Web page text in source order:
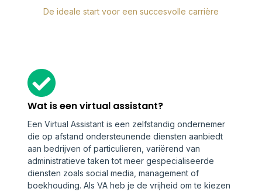
De ideale start voor een succesvolle carrière
Wat is een virtual assistant?
Een Virtual Assistant is een zelfstandig ondernemer
die op afstand ondersteunende diensten aanbiedt
aan bedrijven of particulieren, variërend van
administratieve taken tot meer gespecialiseerde
diensten zoals social media, management of
boekhouding. Als VA heb je de vrijheid om te kiezen